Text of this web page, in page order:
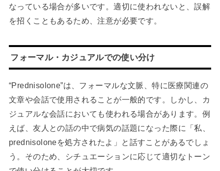
なっている場合が多いです。適切に使われないと、誤解
を招くこともあるため、注意が必要です。
フォーマル・カジュアルでの使い分け
“Prednisolone”は、フォーマルな文脈、特に医療関連の
文章や会話で使用されることが一般的です。しかし、カ
ジュアルな会話においても使われる場合があります。例
えば、友人との話の中で病気の話題になった際に「私、
prednisoloneを処方されたよ」と話すことがあるでしょ
う。そのため、シチュエーションに応じて適切なトーン